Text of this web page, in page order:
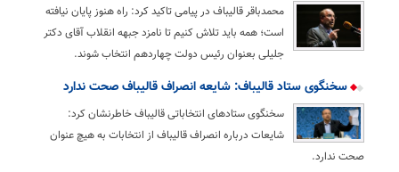
محمدباقر قالیباف در پیامی تاکید کرد: راه هنوز پایان نیافته
است؛ همه باید تلاش کنیم تا نامزد جبهه انقلاب آقای دکتر
جلیلی بعنوان رئیس دولت چهاردهم انتخاب شوند.
سخنگوی ستاد قالیباف: شایعه انصراف قالیباف صحت ندارد
سخنگوی ستادهای انتخاباتی قالیباف خاطرنشان کرد:
شایعات درباره انصراف قالیباف از انتخابات به هیچ عنوان
صحت ندارد.